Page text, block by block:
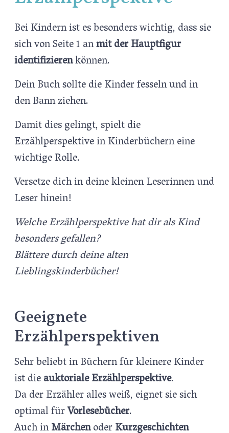
Bei Kindern ist es besonders wichtig, dass sie
sich von Seite 1 anmit der Hauptfigur
identifizierenkönnen.
Dein Buch sollte die Kinder fesseln und in
den Bann ziehen.
Damit dies gelingt, spielt die
Erzählperspektive in Kinderbüchern eine
wichtige Rolle.
Versetze dich in deine kleinen Leserinnen und
Leser hinein!
Welche Erzählperspektive hat dir als Kind
besonders gefallen?
Blättere durch deine alten
Lieblingskinderbücher!
Geeignete
Erzählperspektiven
Sehr beliebt in Büchern für kleinere Kinder
ist dieauktoriale Erzählperspektive.
Da der Erzähler alles weiß, eignet sie sich
optimal fürVorlesebücher.
Auch inMärchenoderKurzgeschichten